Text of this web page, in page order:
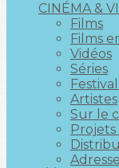
CINÉMA &
Films
Films
Vidéos
Séries
Artistes
Sur le
Projets